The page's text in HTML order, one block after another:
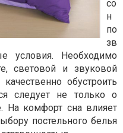
со
н
по
зв
условия. Необходимо
световой и звуковой
обустроить
следует не только о
На комфорт сна влияет
постельного белья